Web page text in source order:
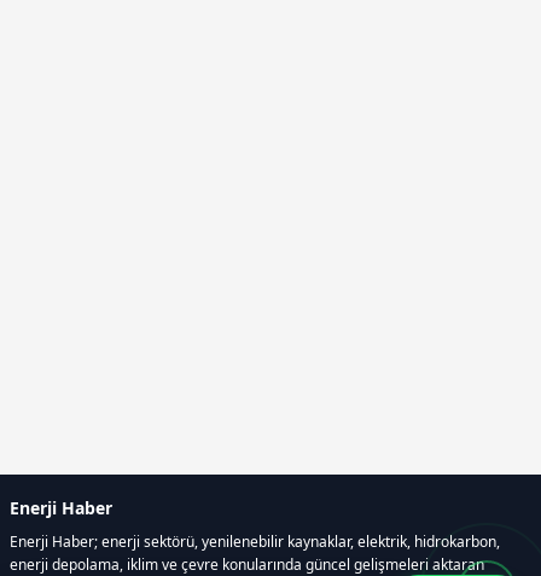
Enerji Haber
Enerji Haber; enerji sektörü, yenilenebilir kaynaklar, elektrik, hidrokarbon,
enerji depolama, iklim ve çevre konularında güncel gelişmeleri aktaran